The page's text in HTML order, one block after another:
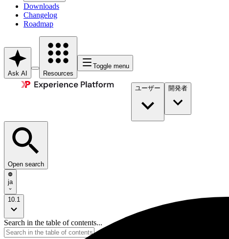
Downloads
Changelog
Roadmap
Ask AI Resources
Toggle menu
ユーザー 開発者​
Open search
ja
10.1
Search in the table of contents...